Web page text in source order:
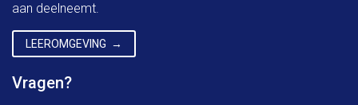
aan deelneemt.
LEEROMGEVING
Vragen?